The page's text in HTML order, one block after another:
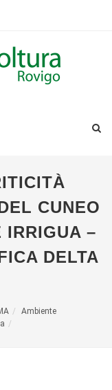
CUNEO
IRRIGUA –
DELTA
Ambiente